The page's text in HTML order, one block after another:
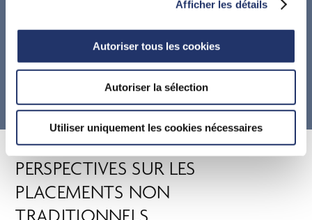
Afficher les détails
Autoriser tous les cookies
Autoriser la sélection
Utiliser uniquement les cookies nécessaires
unique de gestionnaires de portefeuille et de la
PERSPECTIVES SUR LES
PLACEMENTS NON
TRADITIONNELS